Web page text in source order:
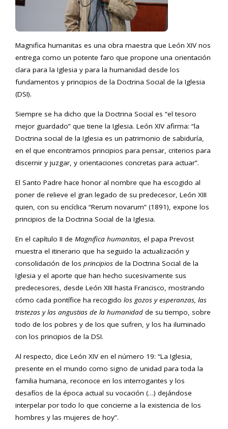
Magnifica humanitas es una obra maestra que León XIV nos
entrega como un potente faro que propone una orientación
clara para la Iglesia y para la humanidad desde los
fundamentos y principios de la Doctrina Social de la Iglesia
(DSI).
Siempre se ha dicho que la Doctrina Social es “el tesoro
mejor guardado” que tiene la Iglesia. León XIV afirma: “la
Doctrina social de la Iglesia es un patrimonio de sabiduría,
en el que encontramos principios para pensar, criterios para
discernir y juzgar, y orientaciones concretas para actuar”.
El Santo Padre hace honor al nombre que ha escogido al
poner de relieve el gran legado de su predecesor, León XIII
quien, con su encíclica “Rerum novarum” (1891), expone los
principios de la Doctrina Social de la Iglesia.
En el capítulo II de Magnifica humanitas, el papa Prevost
muestra el itinerario que ha seguido la actualización y
consolidación de los principios de la Doctrina Social de la
Iglesia y el aporte que han hecho sucesivamente sus
predecesores, desde León XIII hasta Francisco, mostrando
cómo cada pontífice ha recogido los gozos y esperanzas, las
tristezas y las angustias de la humanidad de su tiempo, sobre
todo de los pobres y de los que sufren, y los ha iluminado
con los principios de la DSI.
Al respecto, dice León XIV en el número 19: “La Iglesia,
presente en el mundo como signo de unidad para toda la
familia humana, reconoce en los interrogantes y los
desafíos de la época actual su vocación (…) dejándose
interpelar por todo lo que concierne a la existencia de los
hombres y las mujeres de hoy”.